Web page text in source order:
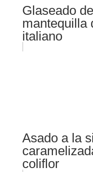
Glaseado
mantequilla
italiano
Asado a la
coliflor